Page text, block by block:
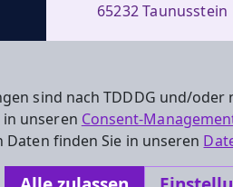
sind nach TDDDG und/oder
unseren Consent-
finden Sie in unseren
65232 Taunusstein
Tel. 06128-48 88 27